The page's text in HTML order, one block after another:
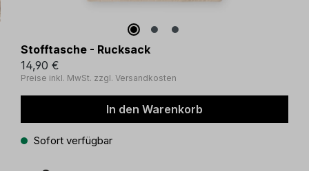
Stofftasche - Rucksack
14,90 €
Preise inkl. MwSt. zzgl. Versandkosten
Sofort verfügbar
In den Warenkorb